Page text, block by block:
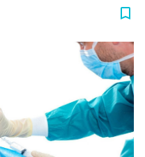
bookmark_border